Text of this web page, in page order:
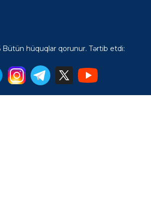
hüquqlar qorunur. Tərtib etdi: